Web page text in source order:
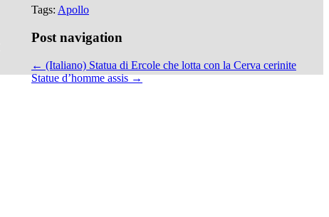
Tags: Apollo
Post navigation
← (Italiano) Statua di Ercole che lotta con la Cerva cerinite
Statue d’homme assis →